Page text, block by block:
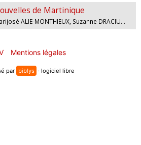
de Martinique
Marijosé ALIE-MONTHIEUX, Suzanne DRACIUS, Charles-Henri FARGUES, Viktor LAZLO, Térèz LÉOTIN, Gaël OCTAVIA
Mentions légales
par biblys · logiciel libre